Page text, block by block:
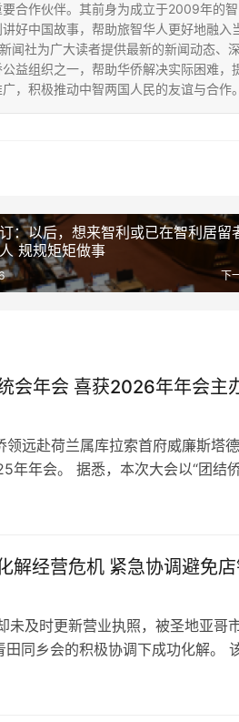
合作伙伴。其前身为成立于2009年的智
好中国故事，帮助旅智华人更好地融入
闻社为广大读者提供最新的新闻动态、深
益组织之一，帮助华侨解决实际困难，
，积极推动中智两国人民的友谊与合作。
：以后，想来智利或已在智利居留
规规矩矩做事
下
会年会 喜获2026年年会主
远赴荷兰属库拉索首府威廉斯塔德
年年会。 据悉，本次大会以“团结
解经营危机 紧急协调避免
未及时更新营业执照，被圣地亚哥
同乡会的积极协调下成功化解。